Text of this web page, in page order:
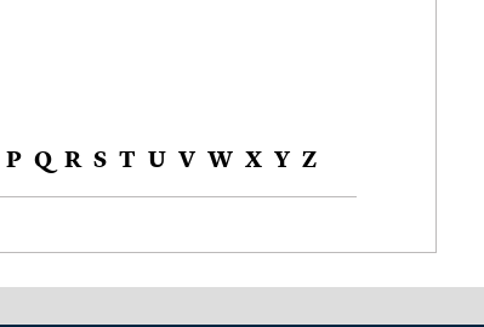
P Q R S T U V W X Y Z